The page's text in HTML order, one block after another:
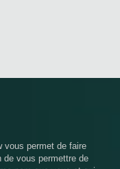
vous permet de faire
de vous permettre de